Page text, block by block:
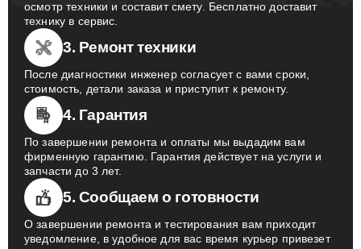
осмотр техники и составит смету. Бесплатно доставит
технику в сервис.
3. Ремонт техники
После диагностики инженер согласует с вами сроки,
стоимость, детали заказа и приступит к ремонту.
4. Гарантия
По завершении ремонта и оплаты мы выдадим вам
фирменную гарантию. Гарантия действует на услуги и
запчасти до 3 лет.
5. Сообщаем о готовности
О завершении ремонта и тестирования вам приходит
уведомление, в удобное для вас время курьер привезет